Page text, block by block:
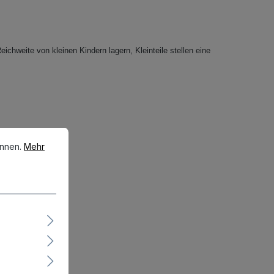
von kleinen Kindern lagern, Kleinteile stellen eine
Mehr Informationen ...
Mehr